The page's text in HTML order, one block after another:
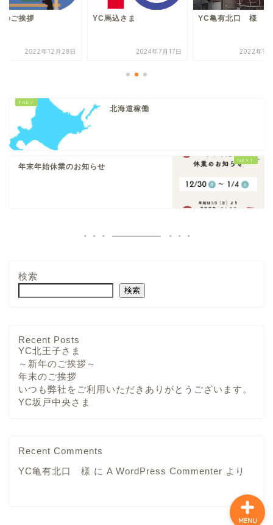
のご挨拶
2022年12月28日
YC馬込さま
2024年7月17日
YC亀有北口 様
2022年9
北海道稼働
年末年始休業のお知らせ
検索
検索
Recent Posts
YC北王子さま
～新年のご挨拶～
年末のご挨拶
いつも弊社をご利用いただきありがとうございます。
YC坂戸中央さま
Recent Comments
YC亀有北口 様 に A WordPress Commenter より
MENU